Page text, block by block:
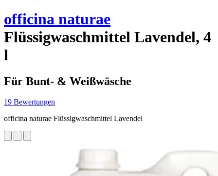
officina naturae
Flüssigwaschmittel Lavendel, 4
l
Für Bunt- & Weißwäsche
19 Bewertungen
officina naturae Flüssigwaschmittel Lavendel